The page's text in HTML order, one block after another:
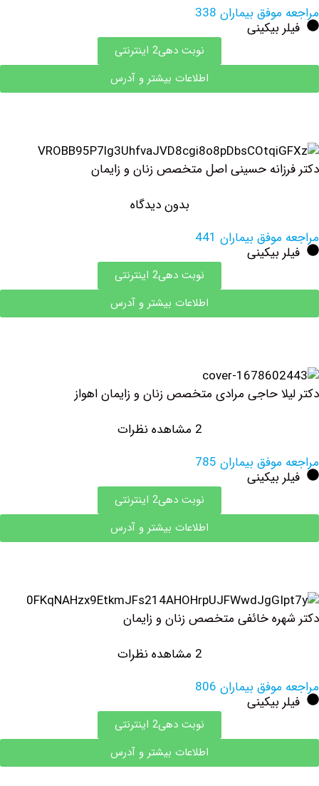
بیماران 338
بیکینی
نوبت دهی2 اینترنتی
اطلاعات بیشتر و آدرس
حسینی اصل متخصص زنان و زایمان
بدون دیدگاه
بیماران 441
بیکینی
نوبت دهی2 اینترنتی
اطلاعات بیشتر و آدرس
حاجی مرادی متخصص زنان و زایمان اهواز
بیماران 785
بیکینی
نوبت دهی2 اینترنتی
اطلاعات بیشتر و آدرس
خائفی متخصص زنان و زایمان
بیماران 806
بیکینی
نوبت دهی2 اینترنتی
اطلاعات بیشتر و آدرس